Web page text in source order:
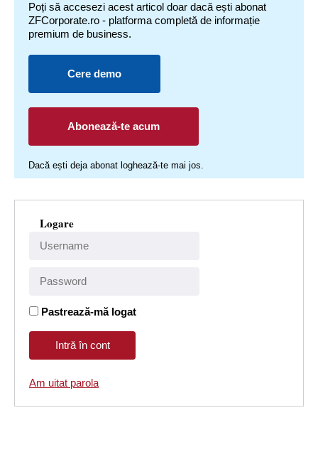
Poți să accesezi acest articol doar dacă ești abonat
ZFCorporate.ro - platforma completă de informație
premium de business.
Cere demo
Abonează-te acum
Dacă ești deja abonat loghează-te mai jos.
Logare
Pastrează-mă logat
Am uitat parola